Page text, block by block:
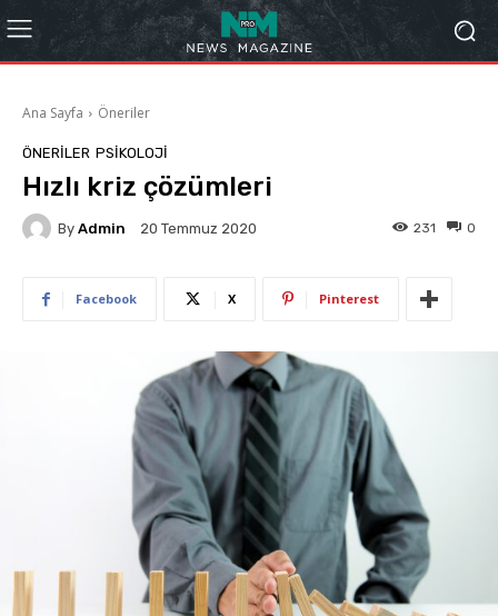
Ana Sayfa Öneriler
ÖNERILER PSIKOLOJI
Hızlı kriz çözümleri
By Admin 20 Temmuz 2020 0
231
Facebook X Pinterest